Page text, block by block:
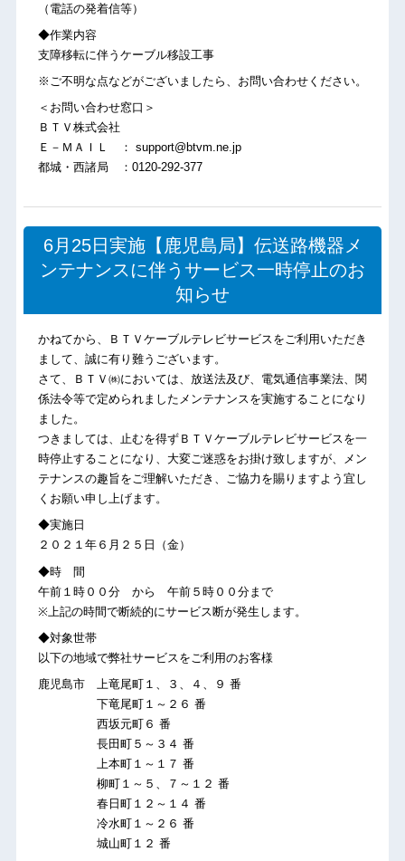
（電話の発着信等）
◆作業内容
支障移転に伴うケーブル移設工事
※ご不明な点などがございましたら、お問い合わせください。
＜お問い合わせ窓口＞
ＢＴＶ株式会社
Ｅ－ＭＡＩＬ ： support@btvm.ne.jp
都城・西諸局 ：0120-292-377
6月25日実施【鹿児島局】伝送路機器メ
ンテナンスに伴うサービス一時停止のお
知らせ
かねてから、ＢＴＶケーブルテレビサービスをご利用いただき
まして、誠に有り難うございます。
さて、ＢＴＶ㈱においては、放送法及び、電気通信事業法、関
係法令等で定められましたメンテナンスを実施することになり
ました。
つきましては、止むを得ずＢＴＶケーブルテレビサービスを一
時停止することになり、大変ご迷惑をお掛け致しますが、メン
テナンスの趣旨をご理解いただき、ご協力を賜りますよう宜し
くお願い申し上げます。
◆実施日
２０２１年６月２５日（金）
◆時 間
午前１時００分 から 午前５時００分まで
※上記の時間で断続的にサービス断が発生します。
◆対象世帯
以下の地域で弊社サービスをご利用のお客様
鹿児島市 上竜尾町１、３、４、９ 番
下竜尾町１～２６ 番
西坂元町６ 番
長田町５～３４ 番
上本町１～１７ 番
柳町１～５、７～１２ 番
春日町１２～１４ 番
冷水町１～２６ 番
城山町１２ 番